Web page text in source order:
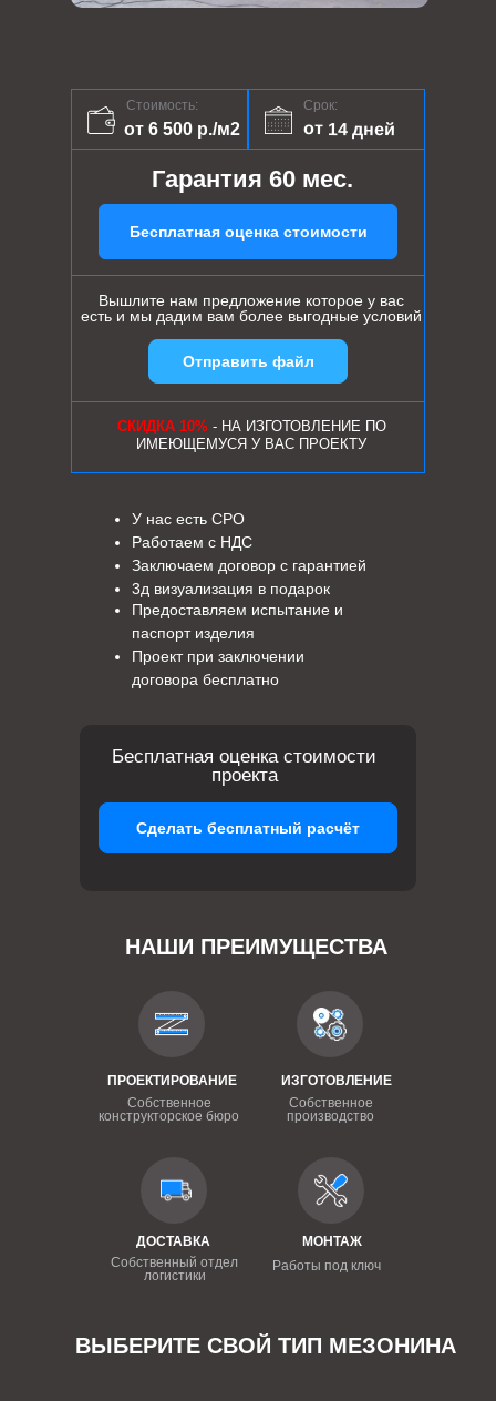
Срок:
от 14 дней
Стоимость:
от 6 500 р./м2
Гарантия 60 мес.
Бесплатная оценка стоимости
Вышлите нам предложение которое у вас
есть и мы дадим вам более выгодные условий
СКИДКА 10%- НА ИЗГОТОВЛЕНИЕ ПО
ИМЕЮЩЕМУСЯ У ВАС ПРОЕКТУ
Предоставляем испытание и
паспорт изделия
Проект при заключении
договора бесплатно
У нас есть СРО
Работаем с НДС
Заключаем договор с гарантией
3д визуализация в подарок
Отправить файл
НАШИ ПРЕИМУЩЕСТВА
ПРОЕКТИРОВАНИЕ
Собственное
конструкторское бюро
ИЗГОТОВЛЕНИЕ
Собственное
производство
ДОСТАВКА
Собственный отдел
логистики
МОНТАЖ
Работы под ключ
Бесплатная оценка стоимости
проекта
Сделать бесплатный расчёт
ВЫБЕРИТЕ СВОЙ ТИП МЕЗОНИНА